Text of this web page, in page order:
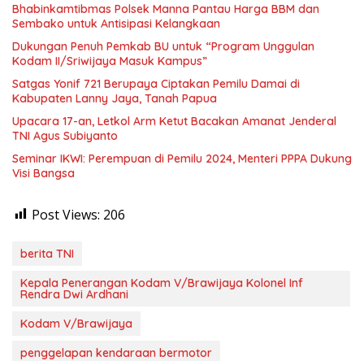
Bhabinkamtibmas Polsek Manna Pantau Harga BBM dan
Sembako untuk Antisipasi Kelangkaan
Dukungan Penuh Pemkab BU untuk “Program Unggulan
Kodam II/Sriwijaya Masuk Kampus”
Satgas Yonif 721 Berupaya Ciptakan Pemilu Damai di
Kabupaten Lanny Jaya, Tanah Papua
Upacara 17-an, Letkol Arm Ketut Bacakan Amanat Jenderal
TNI Agus Subiyanto
Seminar IKWI: Perempuan di Pemilu 2024, Menteri PPPA Dukung
Visi Bangsa
Post Views: 206
berita TNI
Kepala Penerangan Kodam V/Brawijaya Kolonel Inf
Rendra Dwi Ardhani
Kodam V/Brawijaya
penggelapan kendaraan bermotor